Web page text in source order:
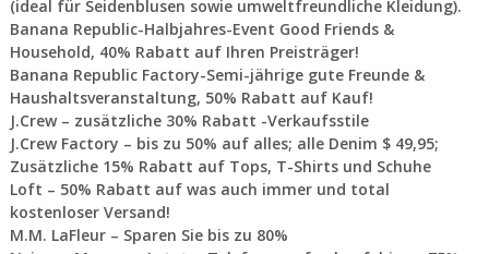
(ideal für Seidenblusen sowie umweltfreundliche Kleidung).
Banana Republic-Halbjahres-Event Good Friends &
Household, 40% Rabatt auf Ihren Preisträger!
Banana Republic Factory-Semi-jährige gute Freunde &
Haushaltsveranstaltung, 50% Rabatt auf Kauf!
J.Crew – zusätzliche 30% Rabatt -Verkaufsstile
J.Crew Factory – bis zu 50% auf alles; alle Denim $ 49,95;
Zusätzliche 15% Rabatt auf Tops, T-Shirts und Schuhe
Loft – 50% Rabatt auf was auch immer und total
kostenloser Versand!
M.M. LaFleur – Sparen Sie bis zu 80%